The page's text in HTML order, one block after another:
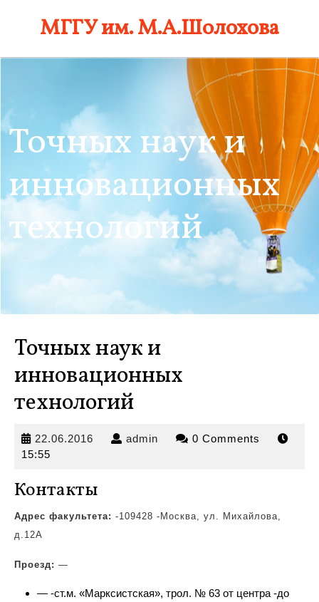
МГГУ им. М.А.Шолохова
Точных наук и
инновационных
технологий
Точных наук и
инновационных
технологий
22.06.2016 22.06.2016
admin admin 0 Comments
15:55
Контакты
Адрес факультета: -109428 -Москва, ул. Михайлова,
д.12А
Проезд: —
— -ст.м. «Марксистская», трол. № 63 от центра -до